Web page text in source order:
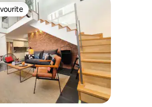
255 reviews